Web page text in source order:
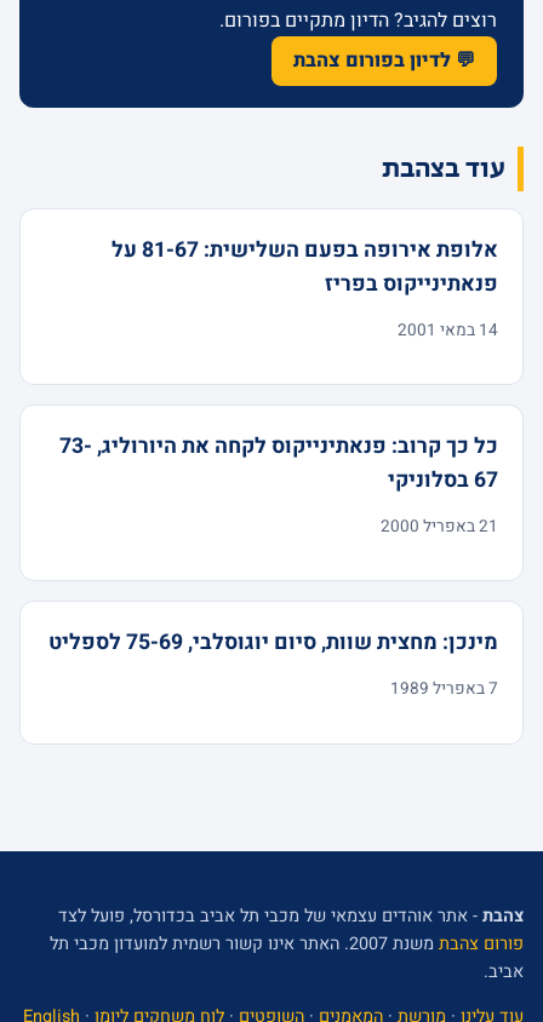
רוצים להגיב? הדיון מתקיים בפורום.
💬 לדיון בפורום צהבת
עוד בצהבת
אלופת אירופה בפעם השלישית: 81-67 על
פנאתינייקוס בפריז
14 במאי 2001
כל כך קרוב: פנאתינייקוס לקחה את היורוליג, 73-
67 בסלוניקי
21 באפריל 2000
מינכן: מחצית שוות, סיום יוגוסלבי, 75-69 לספליט
7 באפריל 1989
צהבת- אתר אוהדים עצמאי של מכבי תל אביב בכדורסל, פועל לצד
פורום צהבת
משנת 2007. האתר אינו קשור רשמית למועדון מכבי תל
אביב.